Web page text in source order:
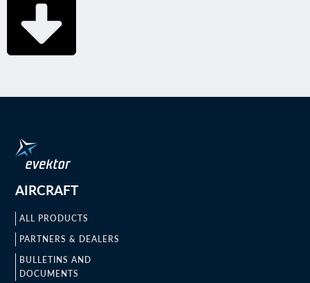
AIRCRAFT
ALL PRODUCTS
PARTNERS & DEALERS
BULLETINS AND
DOCUMENTS